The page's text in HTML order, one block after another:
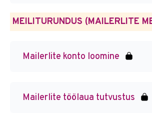
Mailerlite konto loomine
Mailerlite töölaua tutvustus